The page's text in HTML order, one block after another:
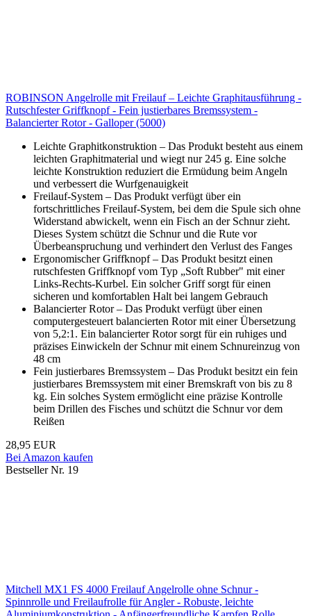
ROBINSON Angelrolle mit Freilauf – Leichte Graphitausführung -
Rutschfester Griffknopf - Fein justierbares Bremssystem -
Balancierter Rotor - Galloper (5000)
Leichte Graphitkonstruktion – Das Produkt besteht aus einem
leichten Graphitmaterial und wiegt nur 245 g. Eine solche
leichte Konstruktion reduziert die Ermüdung beim Angeln
und verbessert die Wurfgenauigkeit
Freilauf-System – Das Produkt verfügt über ein
fortschrittliches Freilauf-System, bei dem die Spule sich ohne
Widerstand abwickelt, wenn ein Fisch an der Schnur zieht.
Dieses System schützt die Schnur und die Rute vor
Überbeanspruchung und verhindert den Verlust des Fanges
Ergonomischer Griffknopf – Das Produkt besitzt einen
rutschfesten Griffknopf vom Typ „Soft Rubber" mit einer
Links-Rechts-Kurbel. Ein solcher Griff sorgt für einen
sicheren und komfortablen Halt bei langem Gebrauch
Balancierter Rotor – Das Produkt verfügt über einen
computergesteuert balancierten Rotor mit einer Übersetzung
von 5,2:1. Ein balancierter Rotor sorgt für ein ruhiges und
präzises Einwickeln der Schnur mit einem Schnureinzug von
48 cm
Fein justierbares Bremssystem – Das Produkt besitzt ein fein
justierbares Bremssystem mit einer Bremskraft von bis zu 8
kg. Ein solches System ermöglicht eine präzise Kontrolle
beim Drillen des Fisches und schützt die Schnur vor dem
Reißen
28,95 EUR
Bei Amazon kaufen
Bestseller Nr. 19
Mitchell MX1 FS 4000 Freilauf Angelrolle ohne Schnur -
Spinnrolle und Freilaufrolle für Angler - Robuste, leichte